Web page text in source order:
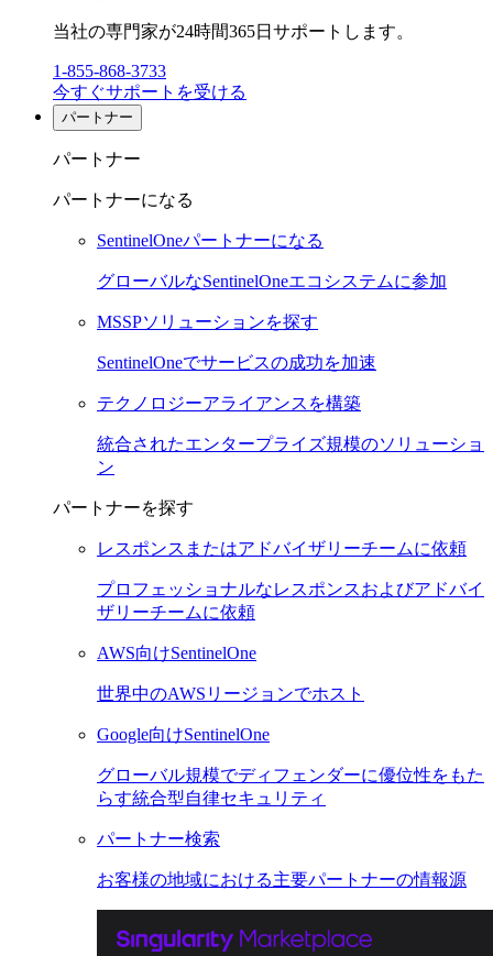
当社の専門家が24時間365日サポートします。
1-855-868-3733
今すぐサポートを受ける
パートナー
パートナー
パートナーになる
SentinelOneパートナーになる
グローバルなSentinelOneエコシステムに参加
MSSPソリューションを探す
SentinelOneでサービスの成功を加速
テクノロジーアライアンスを構築
統合されたエンタープライズ規模のソリューショ
ン
パートナーを探す
レスポンスまたはアドバイザリーチームに依頼
プロフェッショナルなレスポンスおよびアドバイ
ザリーチームに依頼
AWS向けSentinelOne
世界中のAWSリージョンでホスト
Google向けSentinelOne
グローバル規模でディフェンダーに優位性をもた
らす統合型自律セキュリティ
パートナー検索
お客様の地域における主要パートナーの情報源